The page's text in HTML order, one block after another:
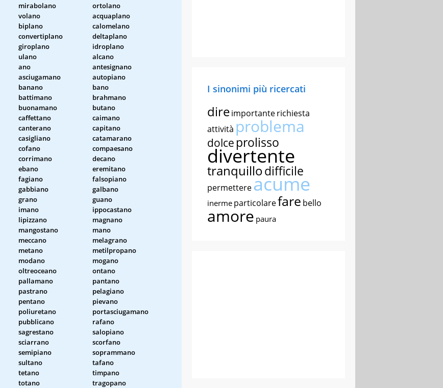
mirabolano
ortolano
volano
acquaplano
biplano
calomelano
convertiplano
deltaplano
giroplano
idroplano
ulano
alcano
ano
antesignano
asciugamano
autopiano
banano
bano
battimano
brahmano
buonamano
butano
caffettano
caimano
canterano
capitano
casigliano
catamarano
cofano
compaesano
corrimano
decano
ebano
eremitano
fagiano
falsopiano
gabbiano
galbano
grano
guano
imano
ippocastano
lipizzano
magnano
mangostano
mano
meccano
melagrano
metano
metilpropano
modano
mogano
oltreoceano
ontano
pallamano
pantano
pastrano
pelagiano
pentano
pievano
poliuretano
portasciugamano
pubblicano
rafano
sagrestano
salopiano
sciarrano
scorfano
semipiano
soprammano
sultano
tafano
tetano
timpano
totano
tragopano
I sinonimi più ricercati
direimportanterichiesta
attività problema
dolce prolisso
divertente
tranquillodifficile
permettereacume
inerme particolarefare bello
amore paura